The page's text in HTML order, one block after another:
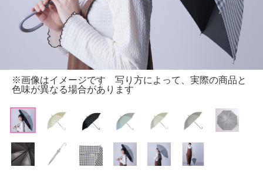
※画像はイメージです 写り方によって、実際の商品と
色味が異なる場合があります